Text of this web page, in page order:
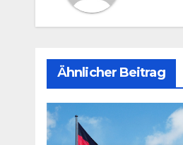
Ähnlicher Beitrag